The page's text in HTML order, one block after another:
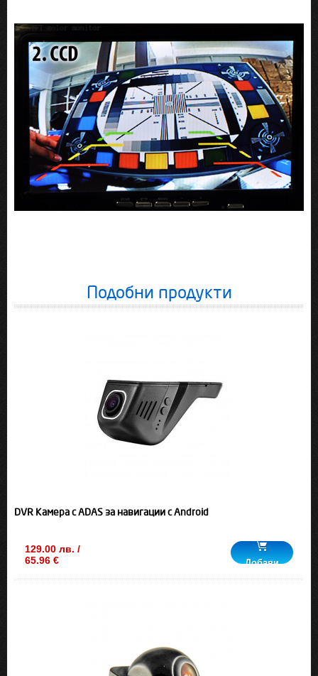
Подобни продукти
DVR Камера с ADAS за навигации с Android
129.00 лв. /
65.96 €
Добави